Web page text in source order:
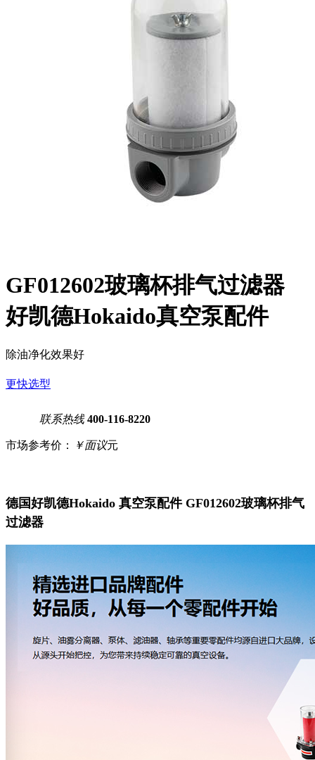
GF012602玻璃杯排气过滤器
好凯德Hokaido真空泵配件
除油净化效果好
更快选型
联系热线 400-116-8220
市场参考价： ￥面议元
德国好凯德Hokaido 真空泵配件 GF012602玻璃杯排气
过滤器